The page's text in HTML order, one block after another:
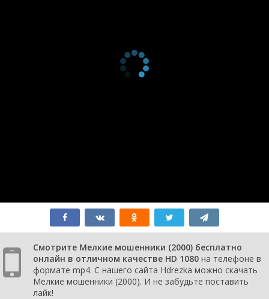
Смотрите Мелкие мошенники (2000) бесплатно
онлайн в отличном качестве HD 1080 на телефоне в
формате mp4. С нашего сайта Hdrezka можно скачать
Мелкие мошенники (2000). И не забудьте поставить
лайк!